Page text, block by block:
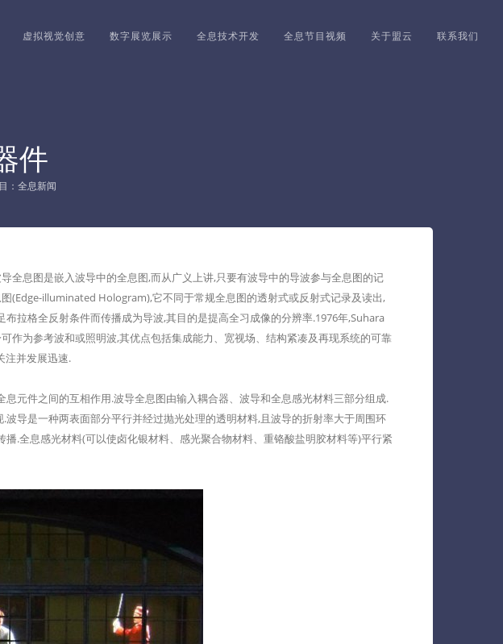
虚拟视觉创意 数字展览展示 全息技术开发 全息节目视频 关于盟云 联系我们
件
：全息新闻
全息图是嵌入波导中的全息图,而从广义上讲,只要有波导中的导波参与全息图的记
(Edge-illuminated Hologram),它不同于常规全息图的透射式或反射式记录及读出,
拉格全反射条件而传播成为导波,其目的是提高全习成像的分辨率.1976年,Suhara
作为参考波和或照明波,其优点包括集成能力、宽视场、结构紧凑及再现系统的可靠
注并发展迅速.
件之间的互相作用.波导全息图由输入耦合器、波导和全息感光材料三部分组成.
导是一种两表面部分平行并经过抛光处理的透明材料,且波导的折射率大于周围环
.全息感光材料(可以使卤化银材料、感光聚合物材料、重铬酸盐明胶材料等)平行紧